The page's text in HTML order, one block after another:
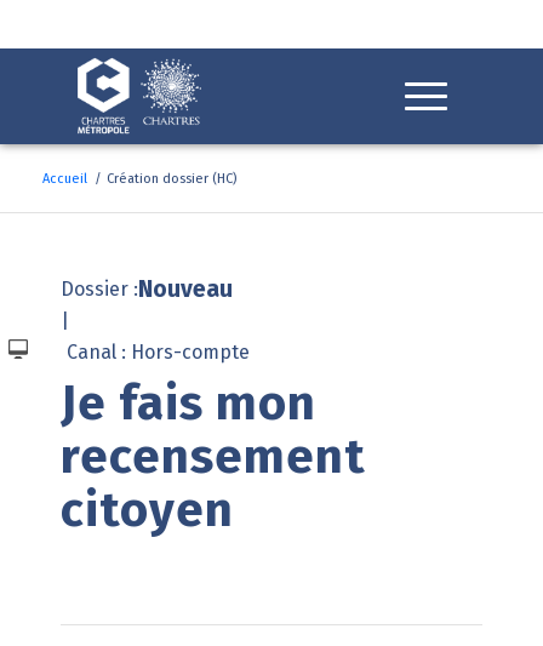
chat
Accueil / Création dossier (HC)
Dossier :Nouveau
Canal : Hors-compte
Je fais mon
recensement
citoyen